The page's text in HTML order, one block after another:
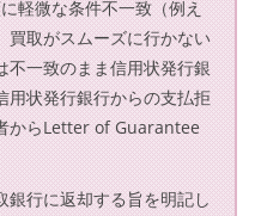
軽微な条件不一致（例え
買取がスムーズに行かない
不一致のまま信用状発行銀
用状発行銀行からの支払拒
からLetter of Guarantee
行に返却する旨を明記し